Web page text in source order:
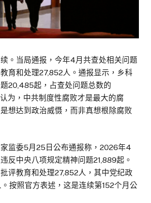
。当局通报，今年4月共查处相关问题
育和处理27,852人。通报显示，乡科
20,485起，占查处问题总数的
为，中共制度性腐败才是最大的腐
想达到政治威慑，而非真想根除腐败
监委5月25日公布通报称，2026年4
反中央八项规定精神问题21,889起。
评教育和处理27,852人，其中党纪政
按照官方表述，这是连续第152个月公